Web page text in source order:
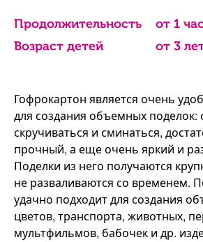
Продолжительность
от 1
Возраст детей
от 3
Гофрокартон является очень
для создания объемных поделок:
скручиваться и сминаться,
прочный, а еще очень яркий и
Поделки из него получаются
не разваливаются со временем.
удачно подходит для создания
цветов, транспорта, животных,
мультфильмов, бабочек и др.